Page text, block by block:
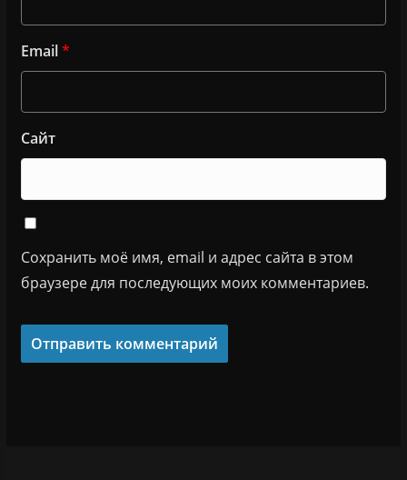
Email*
Сайт
Сохранить моё имя, email и адрес сайта в этом
браузере для последующих моих комментариев.